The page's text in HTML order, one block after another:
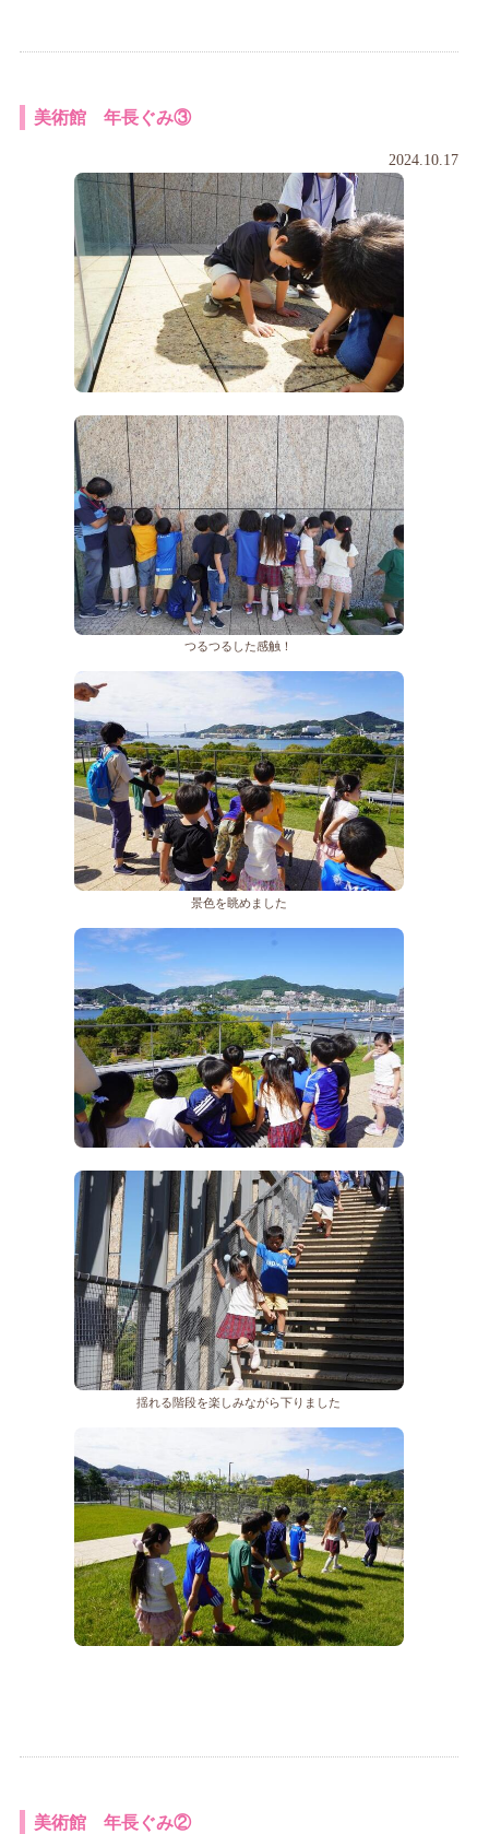
美術館 年長ぐみ③
2024.10.17
つるつるした感触！
景色を眺めました
揺れる階段を楽しみながら下りました
美術館 年長ぐみ②